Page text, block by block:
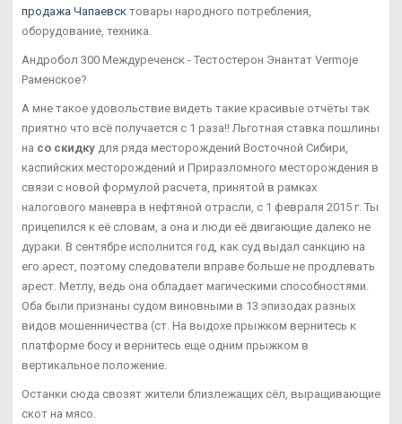
продажа Чапаевск товары народного потребления,
оборудование, техника.
Андробол 300 Междуреченск - Тестостерон Энантат Vermoje
Раменское?
А мне такое удовольствие видеть такие красивые отчёты так
приятно что всё получается с 1 раза!! Льготная ставка пошлины
на со скидку для ряда месторождений Восточной Сибири,
каспийских месторождений и Приразломного месторождения в
связи с новой формулой расчета, принятой в рамках
налогового маневра в нефтяной отрасли, с 1 февраля 2015 г. Ты
прицепился к её словам, а она и люди её двигающие далеко не
дураки. В сентябре исполнится год, как суд выдал санкцию на
его арест, поэтому следователи вправе больше не продлевать
арест. Метлу, ведь она обладает магическими способностями.
Оба были признаны судом виновными в 13 эпизодах разных
видов мошенничества (ст. На выдохе прыжком вернитесь к
платформе босу и вернитесь еще одним прыжком в
вертикальное положение.
Останки сюда свозят жители близлежащих сёл, выращивающие
скот на мясо.